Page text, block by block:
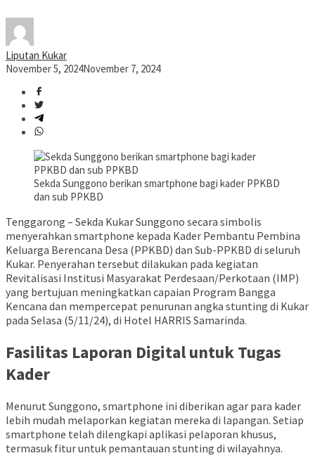
Liputan Kukar
November 5, 2024November 7, 2024
Sekda Sunggono berikan smartphone bagi kader PPKBD
dan sub PPKBD
Tenggarong – Sekda Kukar Sunggono secara simbolis
menyerahkan smartphone kepada Kader Pembantu Pembina
Keluarga Berencana Desa (PPKBD) dan Sub-PPKBD di seluruh
Kukar. Penyerahan tersebut dilakukan pada kegiatan
Revitalisasi Institusi Masyarakat Perdesaan/Perkotaan (IMP)
yang bertujuan meningkatkan capaian Program Bangga
Kencana dan mempercepat penurunan angka stunting di Kukar
pada Selasa (5/11/24), di Hotel HARRIS Samarinda.
Fasilitas Laporan Digital untuk Tugas
Kader
Menurut Sunggono, smartphone ini diberikan agar para kader
lebih mudah melaporkan kegiatan mereka di lapangan. Setiap
smartphone telah dilengkapi aplikasi pelaporan khusus,
termasuk fitur untuk pemantauan stunting di wilayahnya.